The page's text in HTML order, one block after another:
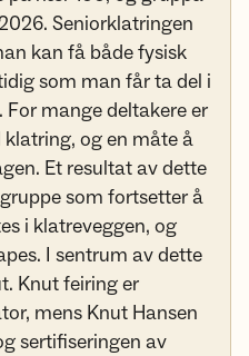
Seniorklatringen
kan få både fysisk
som man får ta del i
mange deltakere er
og en måte å
Et resultat av dette
som fortsetter å
i klatreveggen, og
I sentrum av dette
Knut feiring er
mens Knut Hansen
sertifiseringen av